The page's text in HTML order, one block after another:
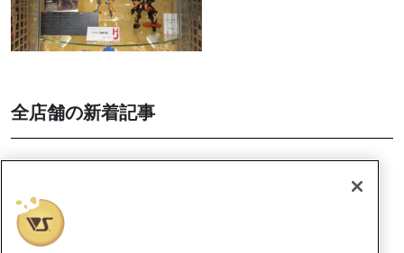
全店舗の新着記事